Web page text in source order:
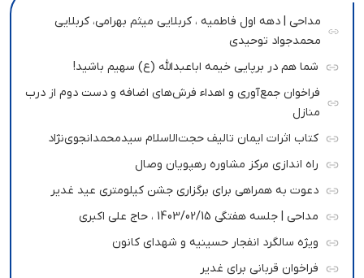
مداحی | دهه اول فاطمیه ، کربلایی میثم بهرامی، کربلایی
محمدجواد توحیدی
شما هم در برپایی خیمه اباعبدالله (ع) سهیم باشید!
فراخوان جمع‌آوری و اهداء فرش‌های اضافه و دست دوم از درب
منازل
کتاب اثرات ایمان تالیف حجت‌الاسلام سیدمحمدانجوی‌نژاد
راه اندازی مرکز مشاوره رهپویان وصال
دعوت به همراهی برای برگزاری جشن کیلومتری عید غدیر
مداحی | جلسه هفتگی 1403/02/15 ، حاج علی اکبری
ویژه سالگرد انفجار حسینیه و شهدای کانون
فراخوان قربانی برای غدیر